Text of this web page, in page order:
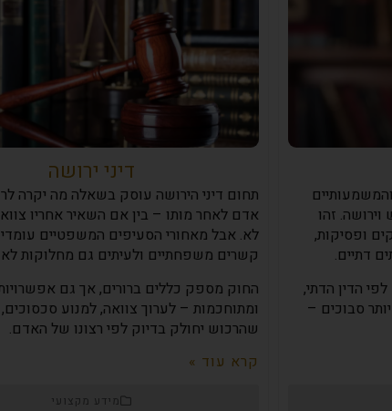
וירושה. זהו
ופסיקות,
דתיים.
הדין הדתי,
סבוכים –
דיני ירושה
תחום דיני הירושה עוסק בשאלה מה יקרה
אדם לאחר מותו – בין אם השאיר אחריו
לא. אבל מאחורי הסעיפים המשפטיים
קשרים משפחתיים ולעיתים גם מחלוקות
החוק מספק כללים ברורים, אך גם
ומתוחכמות – לערוך צוואה, למנוע
שהרכוש יחולק בדיוק לפי רצונו של האדם.
קרא עוד »
מידע מקצועי